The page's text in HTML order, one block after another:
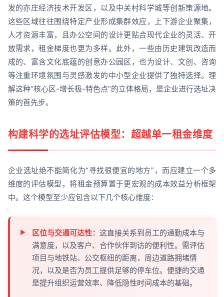
发的亦庄经济技术开发区，以及中关村科学城等创新策源地。
这些区域往往围绕特定产业形成集群效应，上下游企业聚集，
人才资源丰富，且办公空间的设计更贴合现代企业的灵活、开
放需求，租金梯度也更为多样。此外，一些由历史建筑改造而
成的、富含文化底蕴的创意办公园区，也为设计、文创、咨询
等注重环境氛围与灵感激发的中小型企业提供了独特选择。理
解这种“核心区-增长极-特色点”的立体格局，是企业进行选址决
策的首先步。
构建科学的选址评估模型：超越单一租金维度
企业选址绝不能简化为“寻找很便宜的地方”，而应建立一个多
维度的评估模型，将租金预算置于更宏观的成本效益分析框架
中。这个模型至少应包含以下几个核心维度：
区位与交通可达性： 这直接关系到员工的通勤成本与
满意度，以及客户、合作伙伴到访的便利性。需评估
项目与地铁站、公交枢纽的距离，周边道路拥堵情
况，以及是否为员工提供足够的停车位。便捷的交通
是提升组织运营效率、降低隐性时间成本的基础。